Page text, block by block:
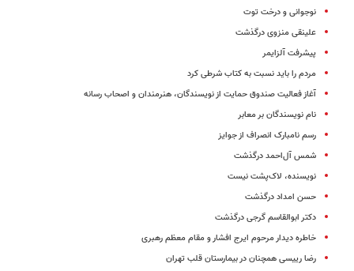
نوجوانی و درخت توت
علینقی منزوی درگذشت
پیشرفت آلزایمر
مردم را باید نسبت به کتاب شرطی کرد
آغاز فعالیت صندوق حمایت از نویسندگان، هنرمندان و اصحاب رسانه
نام نویسندگان بر معابر
رسم نامبارک انصراف از جوایز
شمس آل‌احمد درگذشت
نویسنده، لاک‌پشت نیست
حسن امداد درگذشت
دکتر ابوالقاسم گرجی درگذشت
خاطره دیدار مرحوم ایرج افشار و مقام معظم رهبری
رضا رییسی همچنان در بیمارستان قلب تهران